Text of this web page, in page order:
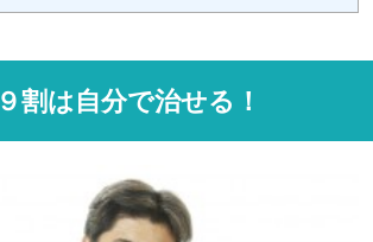
割は自分で治せる！